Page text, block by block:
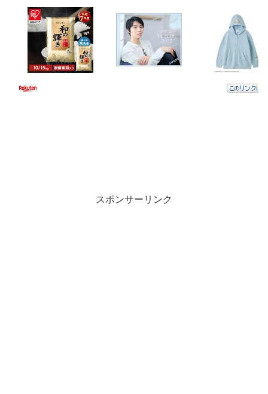
スポンサーリンク